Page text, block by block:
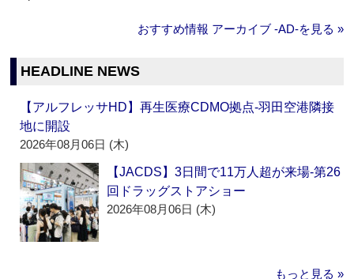
おすすめ情報 アーカイブ ‐AD‐を見る »
HEADLINE NEWS
【アルフレッサHD】再生医療CDMO拠点‐羽田空港隣接
地に開設
2026年08月06日 (木)
【JACDS】3日間で11万人超が来場‐第26
回ドラッグストアショー
2026年08月06日 (木)
もっと見る »